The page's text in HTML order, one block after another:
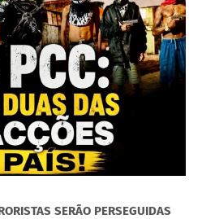
SERÃO PERSEGUIDAS